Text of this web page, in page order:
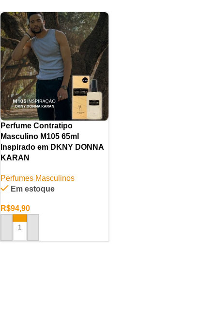
Perfume Contratipo
Masculino M105 65ml
Inspirado em DKNY DONNA
KARAN
Perfumes Masculinos
Em estoque
R$94,90
ADICIONAR AO CARRINHO